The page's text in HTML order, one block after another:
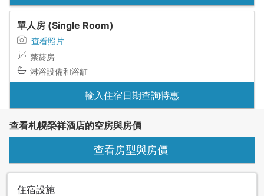
單人房 (Single Room)
查看照片
禁菸房
淋浴設備和浴缸
輸入住宿日期查詢特惠
查看札幌榮祥酒店的空房與房價
查看房型與房價
住宿設施